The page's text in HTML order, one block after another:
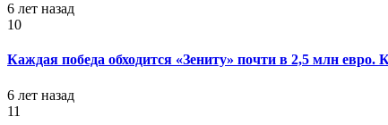
6 лет назад
10
Каждая победа обходится «Зениту» почти в 2,5 млн
6 лет назад
11